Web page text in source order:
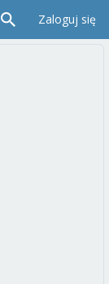
Zaloguj się